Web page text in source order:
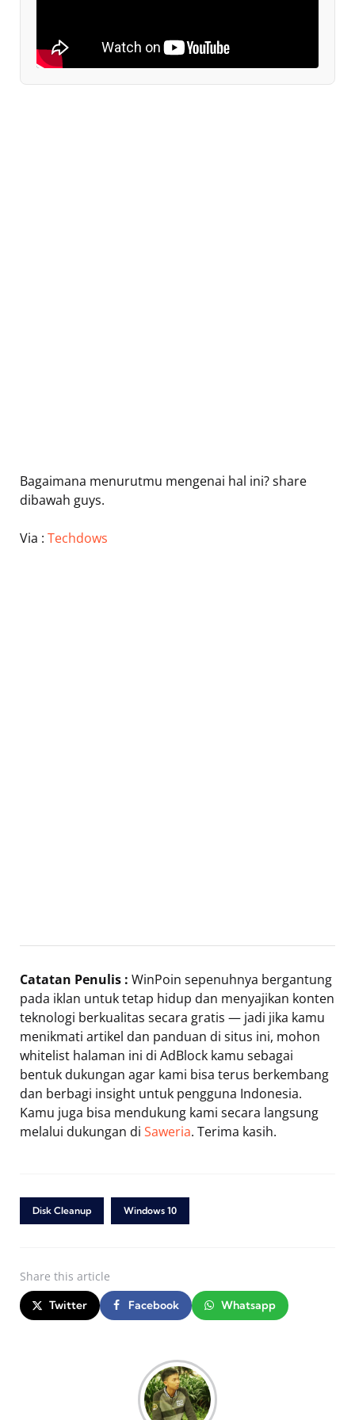
Bagaimana menurutmu mengenai hal ini? share
dibawah guys.
Via : Techdows
Catatan Penulis : WinPoin sepenuhnya bergantung
pada iklan untuk tetap hidup dan menyajikan konten
teknologi berkualitas secara gratis — jadi jika kamu
menikmati artikel dan panduan di situs ini, mohon
whitelist halaman ini di AdBlock kamu sebagai
bentuk dukungan agar kami bisa terus berkembang
dan berbagi insight untuk pengguna Indonesia.
Kamu juga bisa mendukung kami secara langsung
melalui dukungan di Saweria. Terima kasih.
Disk Cleanup Windows 10
Share this article
Twitter Facebook Whatsapp